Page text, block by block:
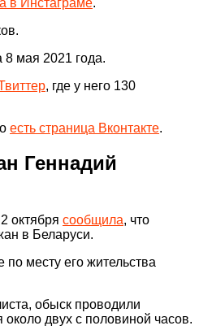
8 мая 2021 года.
, где у него 130
есть страница Вконтакте.
Геннадий
октября сообщила, что
в Беларуси.
по месту его жительства
обыск проводили
около двух с половиной часов.